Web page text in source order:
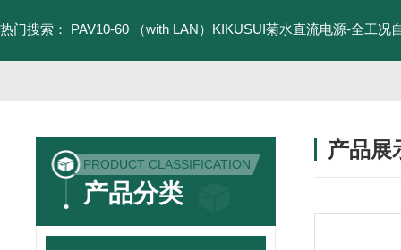
热门搜索： PAV10-60 （with LAN）KIKUSUI菊水直流电源-全工况
PRODUCT CLASSIFICATION
产品分类
产品展